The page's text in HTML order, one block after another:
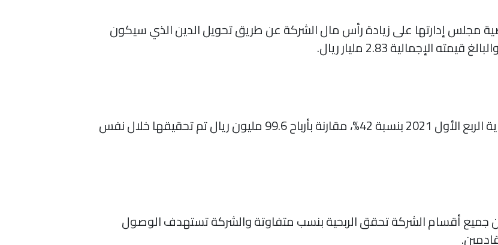
مجلس إدارتها على زيادة رأس مال الشركة عن طريق تحويل الدين الذي سيكون
2.83 مليار ريال.
انخفضت أرباح الشركة إلى 57.7مليون ريال بنهاية الربع الأول 2021 بنسبة 42%، مقارنة بأرباح 99.6 مليون ريال تم تحقيقها خلال نفس
جميع أقسام الشركة تحقق الربحية بنسب متفاوتة والشركة تستهدف الوصول